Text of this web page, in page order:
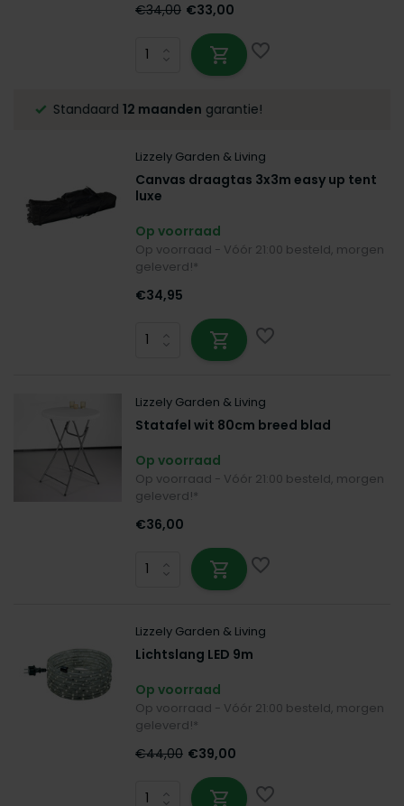
€34,00 €33,00
Altijd de laagsteprijsgarantie!
Lizzely Garden & Living
Canvas draagtas 3x3m easy up tent
luxe
Op voorraad
Op voorraad - Vóór 21:00 besteld, morgen
geleverd!*
€34,95
Lizzely Garden & Living
Statafel wit 80cm breed blad
Op voorraad
Op voorraad - Vóór 21:00 besteld, morgen
geleverd!*
€36,00
Lizzely Garden & Living
Lichtslang LED 9m
Op voorraad
Op voorraad - Vóór 21:00 besteld, morgen
geleverd!*
€44,00 €39,00